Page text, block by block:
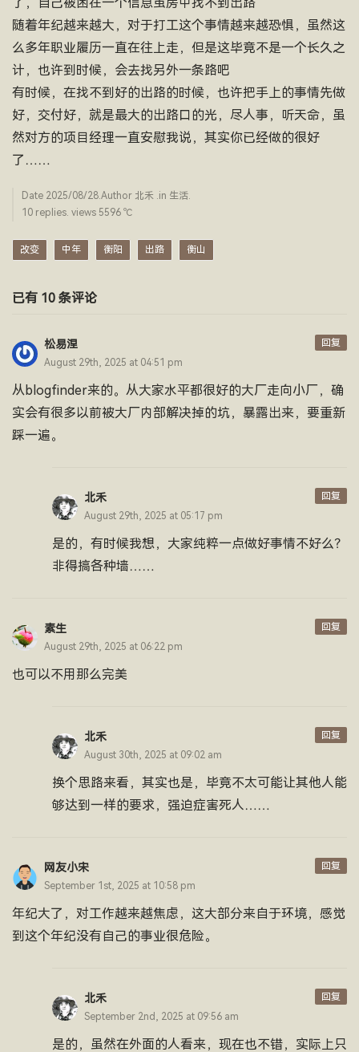
了，自己被困在一个信息茧房中找不到出路
随着年纪越来越大，对于打工这个事情越来越恐惧，虽然这
么多年职业履历一直在往上走，但是这毕竟不是一个长久之
计，也许到时候，会去找另外一条路吧
有时候，在找不到好的出路的时候，也许把手上的事情先做
好，交付好，就是最大的出路口的光，尽人事，听天命，虽
然对方的项目经理一直安慰我说，其实你已经做的很好
了……
Date 2025/08/28.Author 北禾 .in 生活.
10 replies. views 5596 ­℃
改变 中年 衡阳 出路 衡山
已有 10 条评论
松易涅
August 29th, 2025 at 04:51 pm
从blogfinder来的。从大家水平都很好的大厂走向小厂，确
实会有很多以前被大厂内部解决掉的坑，暴露出来，要重新
踩一遍。
回复
北禾
August 29th, 2025 at 05:17 pm
是的，有时候我想，大家纯粹一点做好事情不好么？
非得搞各种墙……
回复
素生
August 29th, 2025 at 06:22 pm
也可以不用那么完美
回复
北禾
August 30th, 2025 at 09:02 am
换个思路来看，其实也是，毕竟不太可能让其他人能
够达到一样的要求，强迫症害死人……
回复
网友小宋
September 1st, 2025 at 10:58 pm
年纪大了，对工作越来越焦虑，这大部分来自于环境，感觉
到这个年纪没有自己的事业很危险。
回复
北禾
September 2nd, 2025 at 09:56 am
是的，虽然在外面的人看来，现在也不错，实际上只
回复